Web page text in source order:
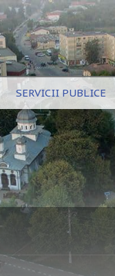
SERVICII PUBLICE